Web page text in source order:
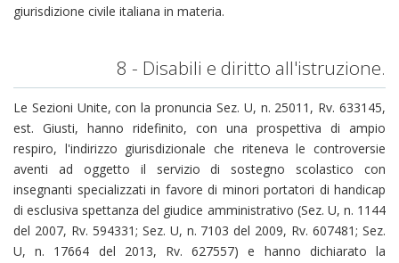
giurisdizione civile italiana in materia.
8 - Disabili e diritto all'istruzione.
Le Sezioni Unite, con la pronuncia Sez. U, n. 25011, Rv. 633145,
est. Giusti, hanno ridefinito, con una prospettiva di ampio
respiro, l'indirizzo giurisdizionale che riteneva le controversie
aventi ad oggetto il servizio di sostegno scolastico con
insegnanti specializzati in favore di minori portatori di handicap
di esclusiva spettanza del giudice amministrativo (Sez. U, n. 1144
del 2007, Rv. 594331; Sez. U, n. 7103 del 2009, Rv. 607481; Sez.
U, n. 17664 del 2013, Rv. 627557) e hanno dichiarato la